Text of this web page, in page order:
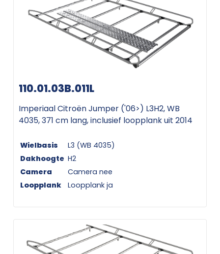
110.01.03B.011L
Imperiaal Citroën Jumper ('06>) L3H2, WB
4035, 371 cm lang, inclusief loopplank uit 2014
Wielbasis
L3 (WB 4035)
Dakhoogte H2
Camera
Camera nee
Loopplank
Loopplank ja